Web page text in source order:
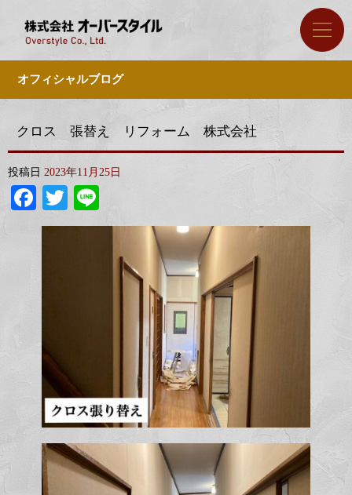
オフィシャルブログ
クロス 張替え リフォーム 株式会社
投稿日 2023年11月25日
Facebook
Twitter